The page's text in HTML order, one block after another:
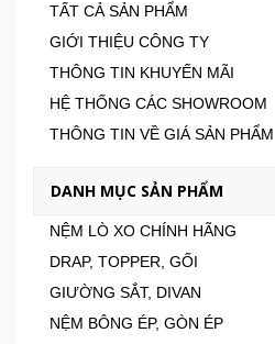
TẤT CẢ SẢN PHẨM
GIỚI THIỆU CÔNG TY
THÔNG TIN KHUYẾN MÃI
HỆ THỐNG CÁC SHOWROOM
THÔNG TIN VỀ GIÁ SẢN PHẨM
DANH MỤC SẢN PHẨM
NỆM LÒ XO CHÍNH HÃNG
DRAP, TOPPER, GỐI
GIƯỜNG SẮT, DIVAN
NỆM BÔNG ÉP, GÒN ÉP